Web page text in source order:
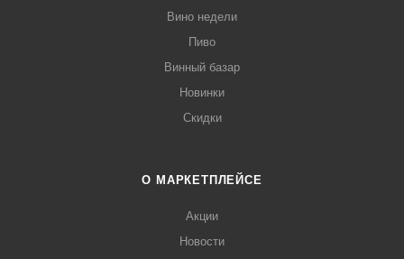
Вино недели
Пиво
Винный базар
Новинки
Скидки
О МАРКЕТПЛЕЙСЕ
Акции
Новости